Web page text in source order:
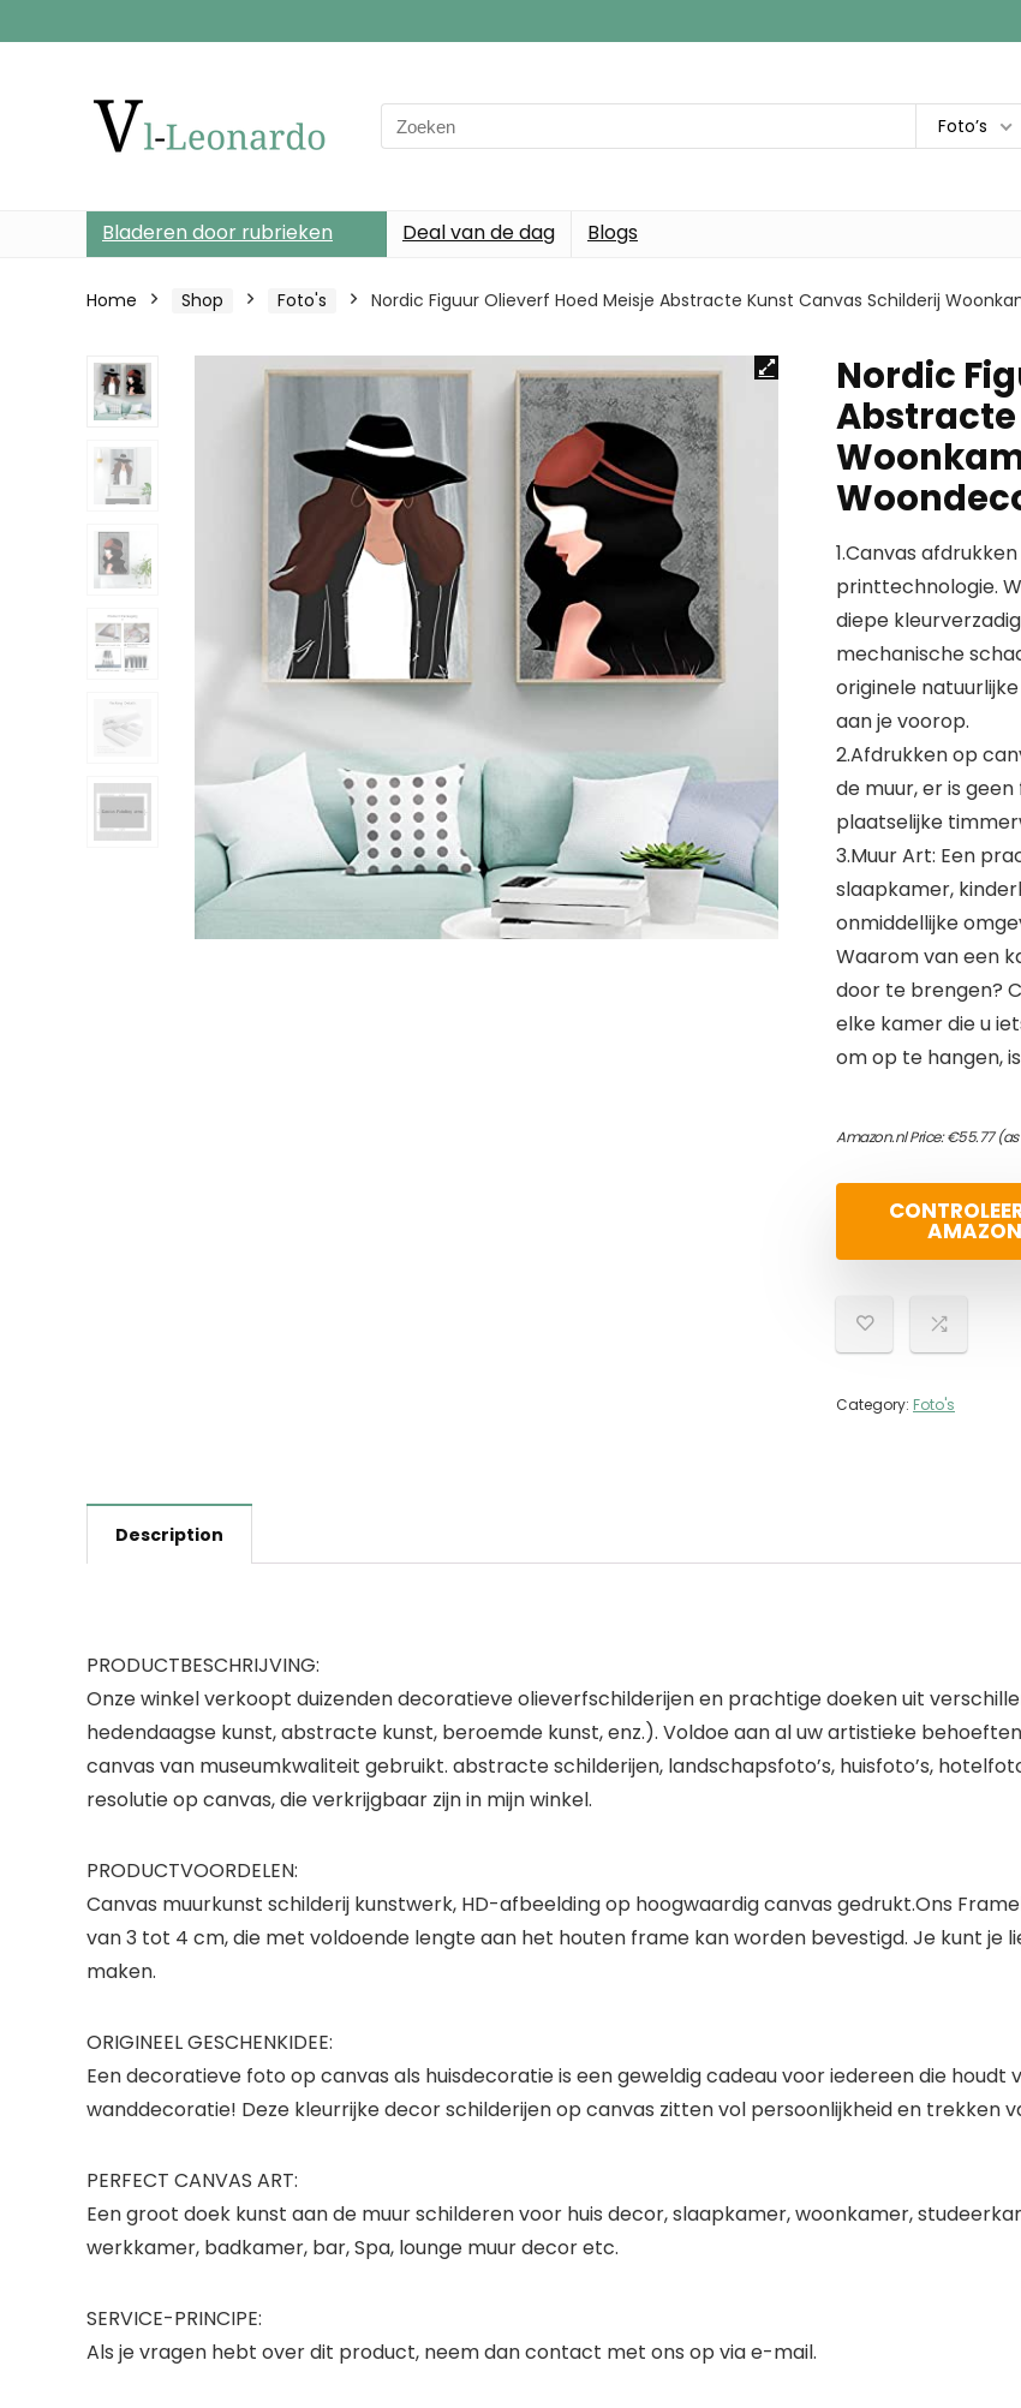
Search
for:
Foto’s
Bladeren door rubrieken Deal van de dag Blogs
Home Shop Foto's Nordic Figuur Olieverf Hoed Meisje Abstracte Kunst Canvas Schilderij
Nordic
Abstracte
1.Canvas
printtechnologie.
diepe
mechanische
originele
aan je voorop.
2.Afdrukken op
de muur, er is
plaatselijke
3.Muur Art: Een
slaapkamer,
onmiddellijke
Waarom van een
door te brengen?
elke kamer die u
om op te hangen,
Amazon.nl Price:€55.77(as
AMAZON
Category: Foto's
Description
PRODUCTBESCHRIJVING:
Onze winkel verkoopt duizenden decoratieve olieverfschilderijen en prachtige doeken uit
hedendaagse kunst, abstracte kunst, beroemde kunst, enz.). Voldoe aan al uw artistieke
canvas van museumkwaliteit gebruikt. abstracte schilderijen, landschapsfoto’s, huisfoto’s,
resolutie op canvas, die verkrijgbaar zijn in mijn winkel.
PRODUCTVOORDELEN:
Canvas muurkunst schilderij kunstwerk, HD-afbeelding op hoogwaardig canvas gedrukt.Ons
van 3 tot 4 cm, die met voldoende lengte aan het houten frame kan worden bevestigd. Je kunt je
maken.
ORIGINEEL GESCHENKIDEE:
Een decoratieve foto op canvas als huisdecoratie is een geweldig cadeau voor iedereen die houdt
wanddecoratie! Deze kleurrijke decor schilderijen op canvas zitten vol persoonlijkheid en trekken
PERFECT CANVAS ART:
Een groot doek kunst aan de muur schilderen voor huis decor, slaapkamer, woonkamer,
werkkamer, badkamer, bar, Spa, lounge muur decor etc.
SERVICE-PRINCIPE:
Als je vragen hebt over dit product, neem dan contact met ons op via e-mail.